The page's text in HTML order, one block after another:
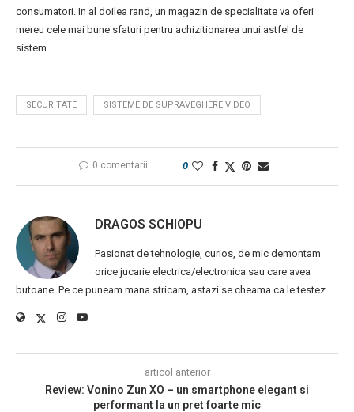
consumatori. In al doilea rand, un magazin de specialitate va oferi
mereu cele mai bune sfaturi pentru achizitionarea unui astfel de
sistem.
SECURITATE SISTEME DE SUPRAVEGHERE VIDEO
0 comentarii 0
DRAGOS SCHIOPU
Pasionat de tehnologie, curios, de mic demontam
orice jucarie electrica/electronica sau care avea
butoane. Pe ce puneam mana stricam, astazi se cheama ca le testez.
articol anterior
Review: Vonino Zun XO – un smartphone elegant si
performant la un pret foarte mic